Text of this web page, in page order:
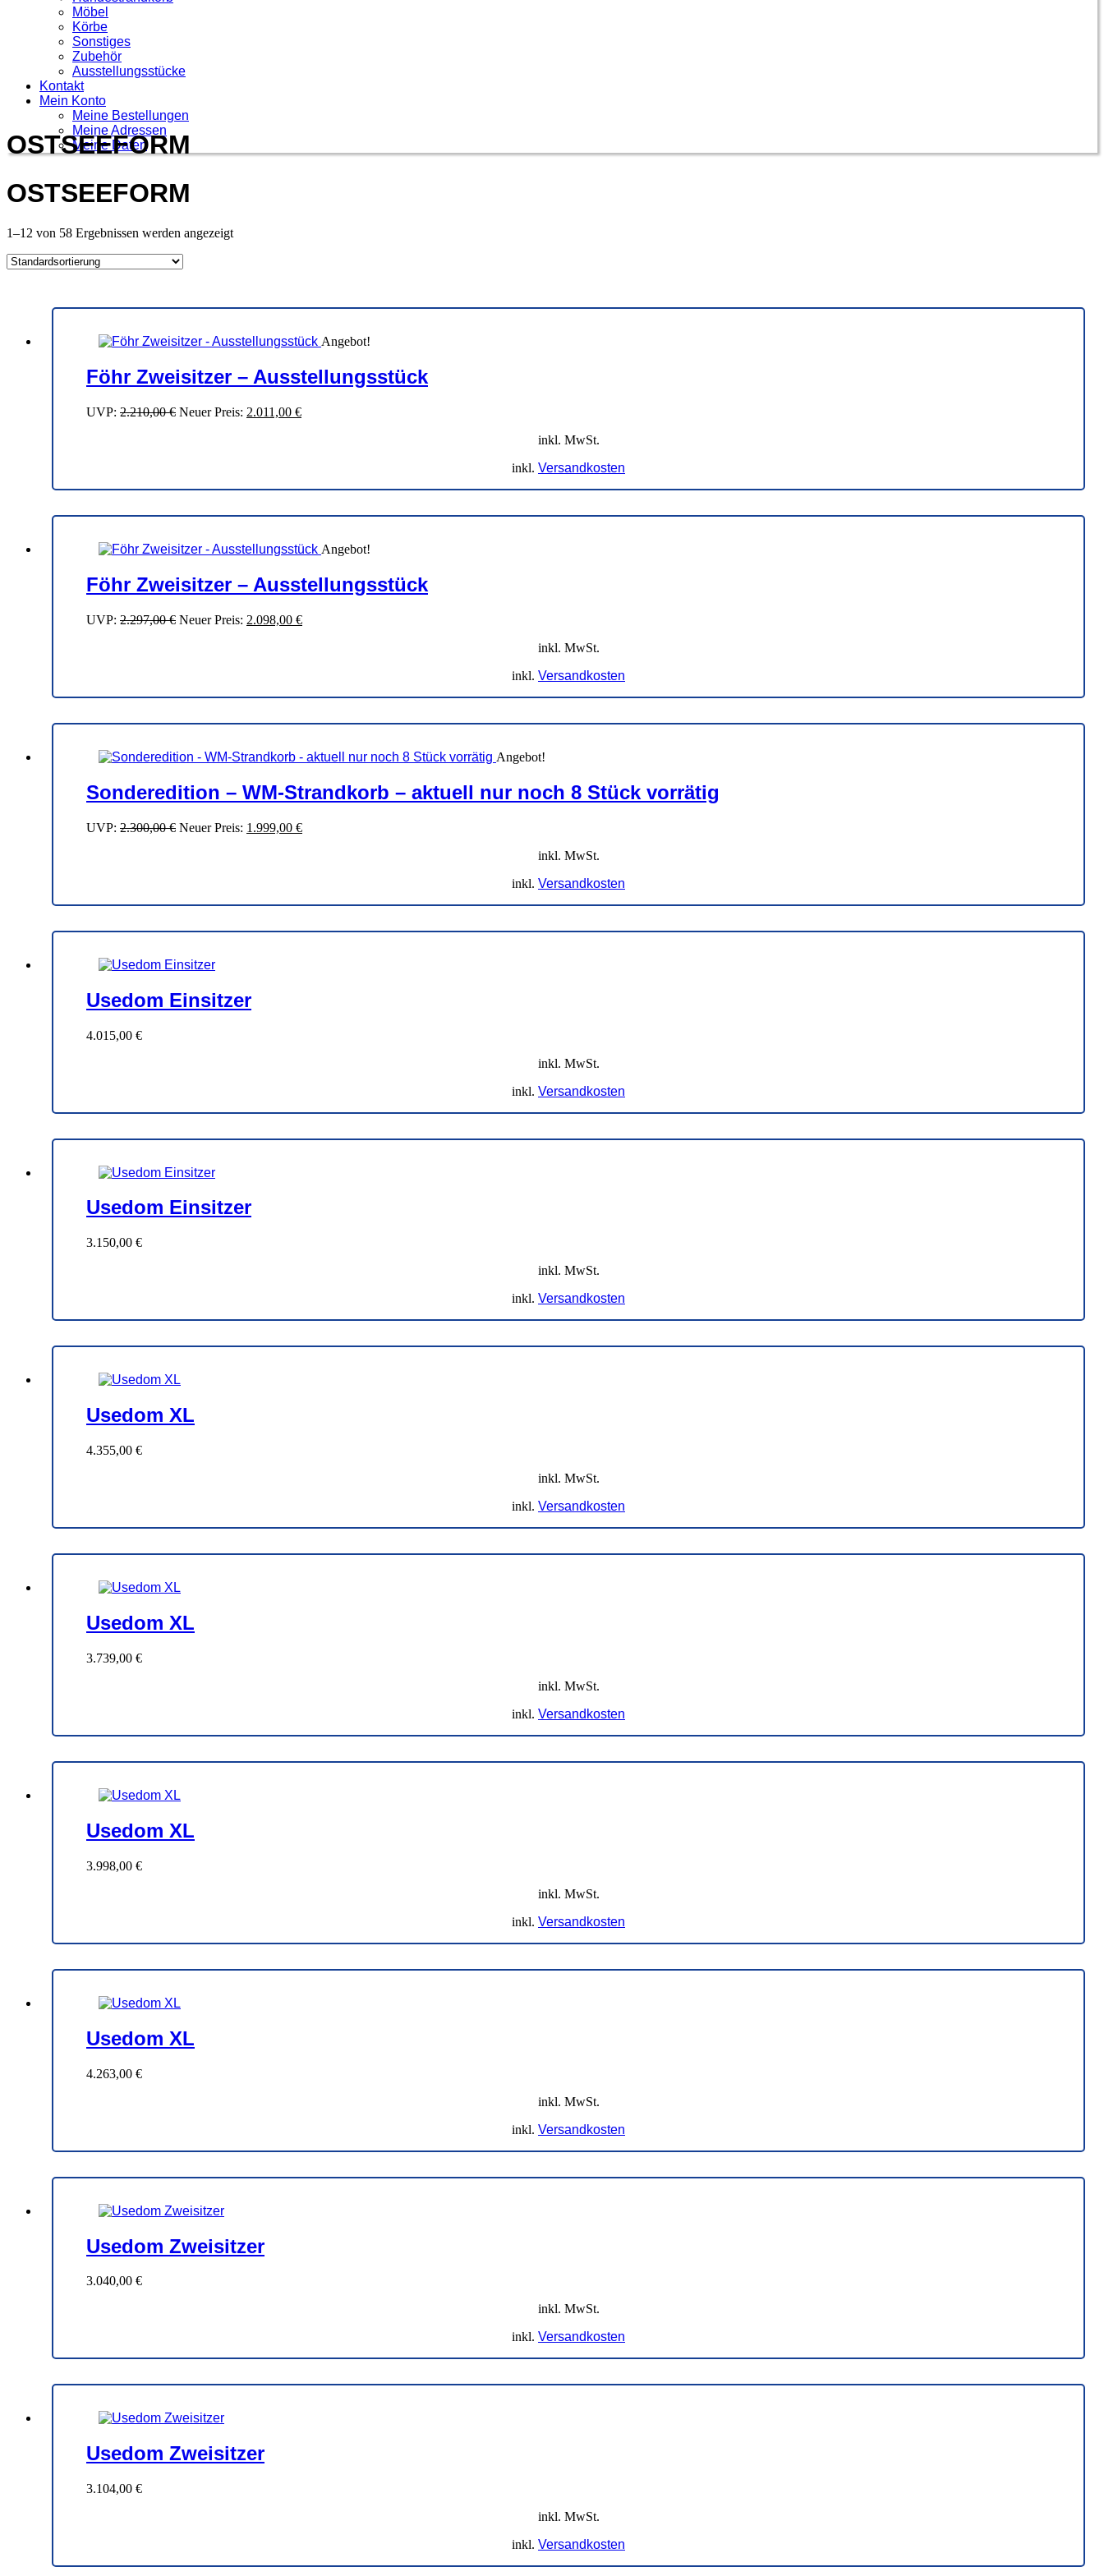
Möbel
Körbe
Sonstiges
Zubehör
Ausstellungsstücke
Kontakt
Mein Konto
Meine Bestellungen
Meine Adressen
Meine Daten
OSTSEEFORM
OSTSEEFORM
1–12 von 58 Ergebnissen werden angezeigt
Angebot!
Föhr Zweisitzer – Ausstellungsstück
UVP: 2.210,00 € Ursprünglicher
Neuer Preis: 2.011,00 €Aktueller
inkl. MwSt.
inkl. Versandkosten
Angebot!
Föhr Zweisitzer – Ausstellungsstück
UVP: 2.297,00 € Ursprünglicher
Neuer Preis: 2.098,00 €Aktueller
inkl. MwSt.
inkl. Versandkosten
Angebot!
Sonderedition – WM-Strandkorb – aktuell nur noch 8 Stück vorrätig
UVP: 2.300,00 € Ursprünglicher
Neuer Preis: 1.999,00 €Aktueller
inkl. MwSt.
inkl. Versandkosten
Usedom Einsitzer
4.015,00 €
inkl. MwSt.
inkl. Versandkosten
Usedom Einsitzer
3.150,00 €
inkl. MwSt.
inkl. Versandkosten
Usedom XL
4.355,00 €
inkl. MwSt.
inkl. Versandkosten
Usedom XL
3.739,00 €
inkl. MwSt.
inkl. Versandkosten
Usedom XL
3.998,00 €
inkl. MwSt.
inkl. Versandkosten
Usedom XL
4.263,00 €
inkl. MwSt.
inkl. Versandkosten
Usedom Zweisitzer
3.040,00 €
inkl. MwSt.
inkl. Versandkosten
Usedom Zweisitzer
3.104,00 €
inkl. MwSt.
inkl. Versandkosten